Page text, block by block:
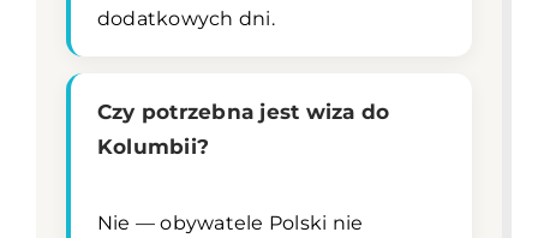
dodatkowych dni.
Czy potrzebna jest wiza do
Kolumbii?
Nie — obywatele Polski nie